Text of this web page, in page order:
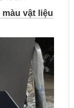
màu vật liệu